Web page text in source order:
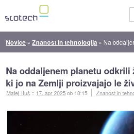
Novice »Znanost in tehnologija » Na oddaljenem
Na oddaljenem planetu
ki jo na Zemlji proizvajajo le
Matej Huš :: 17. apr 2025ob 18:15 Znanost in